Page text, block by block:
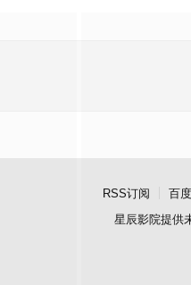
RSS订阅 百
星辰影院提供